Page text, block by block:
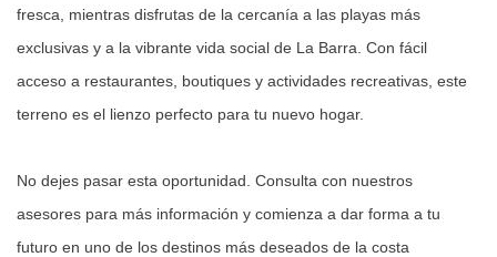
fresca, mientras disfrutas de la cercanía a las playas más
exclusivas y a la vibrante vida social de La Barra. Con fácil
acceso a restaurantes, boutiques y actividades recreativas, este
terreno es el lienzo perfecto para tu nuevo hogar.
No dejes pasar esta oportunidad. Consulta con nuestros
asesores para más información y comienza a dar forma a tu
futuro en uno de los destinos más deseados de la costa